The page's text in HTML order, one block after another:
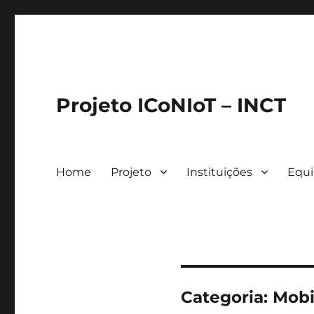
Projeto ICoNIoT – INCT
Home Projeto Instituições
Categoria: